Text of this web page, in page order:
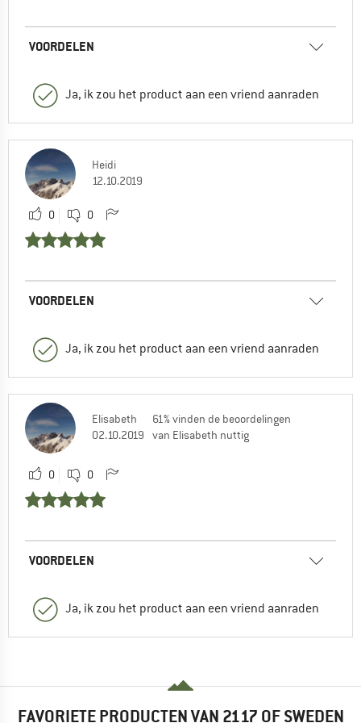
VOORDELEN
Ja, ik zou het product aan een vriend aanraden
Heidi
12.10.2019
0 0
VOORDELEN
Ja, ik zou het product aan een vriend aanraden
Elisabeth
02.10.2019
61% vinden de beoordelingen
van Elisabeth nuttig
0 0
VOORDELEN
Ja, ik zou het product aan een vriend aanraden
FAVORIETE PRODUCTEN VAN 2117 OF SWEDEN